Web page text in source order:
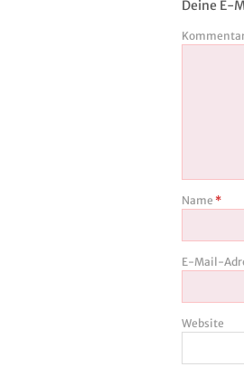
Deine E-
Name *
E-Mail-
Website